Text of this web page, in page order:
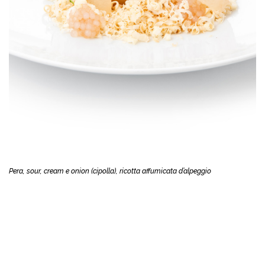
Pera, sour, cream e onion (cipolla), ricotta affumicata d’alpeggio